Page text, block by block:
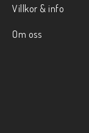
Villkor & info
Om oss